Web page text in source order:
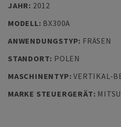
JAHR: 2012
MODELL: BX300A
ANWENDUNGSTYP: FRÄSEN
STANDORT: POLEN
MASCHINENTYP:VERTIKAL-
MARKE STEUERGERÄT: